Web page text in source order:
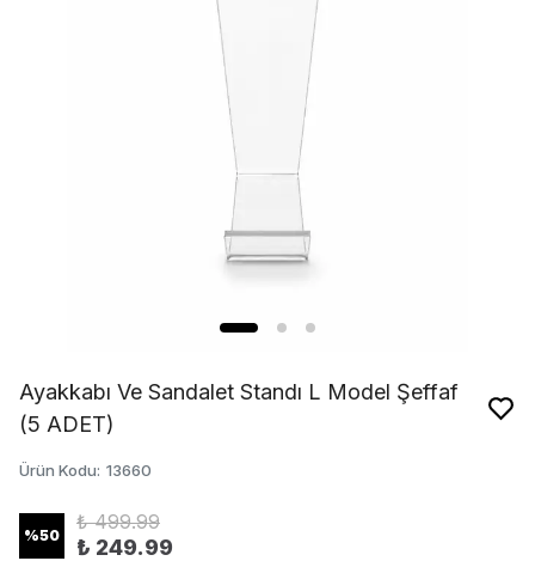
Ayakkabı Ve Sandalet Standı L Model Şeffaf
(5 ADET)
Ürün Kodu: 13660
%50
₺ 499.99
₺ 249.99